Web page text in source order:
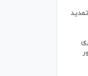
دیگر تمدید